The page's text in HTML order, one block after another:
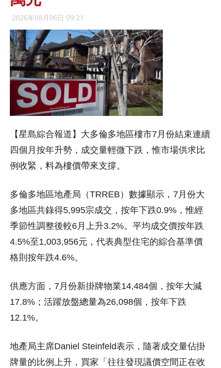
2026年08月06日 09:21
【星島綜合報道】大多倫多地區樓市7月份結束連續
四個月按年升勢，成交量輕微下跌，惟市場供求比
例收緊，料為樓價帶來支撐。
多倫多地區地產局（TRREB）數據顯示，7月份大
多地區共錄得5,995宗成交，按年下跌0.9%，惟經
季節性調整後較6月上升3.2%。平均成交價按年跌
4.5%至1,003,956元，代表典型住宅的綜合基準價
格則按年跌4.6%。
供應方面，7月份新掛牌物業14,484個，按年大減
17.8%；活躍放盤總量為26,098個，按年下跌
12.1%。
地產局主席Daniel Steinfeld表示，隨著成交量佔掛
牌量的比例上升，買家「往往發現議價空間正在收